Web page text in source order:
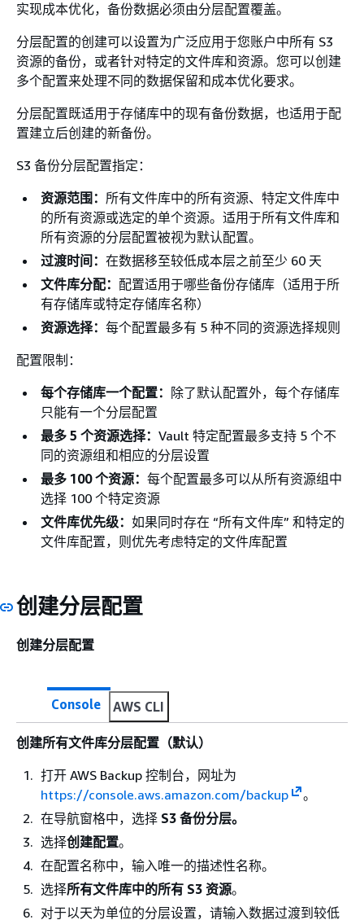
实现成本优化，备份数据必须由分层配置覆盖。
分层配置的创建可以设置为广泛应用于您账户中所有 S3
资源的备份，或者针对特定的文件库和资源。您可以创建
多个配置来处理不同的数据保留和成本优化要求。
分层配置既适用于存储库中的现有备份数据，也适用于配
置建立后创建的新备份。
S3 备份分层配置指定：
资源范围： 所有文件库中的所有资源、特定文件库中
的所有资源或选定的单个资源。适用于所有文件库和
所有资源的分层配置被视为默认配置。
过渡时间： 在数据移至较低成本层之前至少 60 天
文件库分配： 配置适用于哪些备份存储库（适用于所
有存储库或特定存储库名称）
资源选择： 每个配置最多有 5 种不同的资源选择规则
配置限制：
每个存储库一个配置： 除了默认配置外，每个存储库
只能有一个分层配置
最多 5 个资源选择： Vault 特定配置最多支持 5 个不
同的资源组和相应的分层设置
最多 100 个资源： 每个配置最多可以从所有资源组中
选择 100 个特定资源
文件库优先级： 如果同时存在 “所有文件库” 和特定的
文件库配置，则优先考虑特定的文件库配置
创建分层配置
创建分层配置
Console AWS CLI
创建所有文件库分层配置（默认）
打开 AWS Backup 控制台，网址为
https://console.aws.amazon.com/backup
。
在导航窗格中，选择 S3 备份分层。
选择创建配置。
在配置名称中，输入唯一的描述性名称。
选择所有文件库中的所有 S3 资源。
对于以天为单位的分层设置，请输入数据过渡到较低